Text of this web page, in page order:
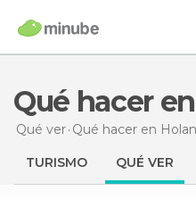
Qué hacer
Qué ver Qué hacer en
TURISMO QUÉ VER